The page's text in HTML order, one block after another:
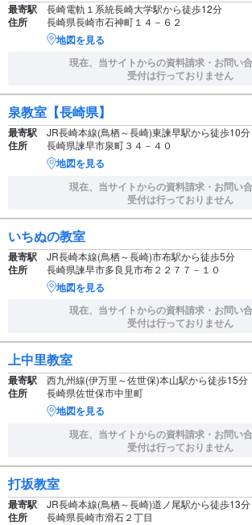
最寄駅 長崎電軌１系統長崎大学駅から徒歩12分
住所 長崎県長崎市石神町１４－６２
地図を見る
現在、当サイトからの資料請求・お問い
受付は行っておりません
泉教室【長崎県】
最寄駅 JR長崎本線(鳥栖～長崎)東諫早駅から徒歩10分
住所 長崎県諫早市泉町３４－４０
地図を見る
現在、当サイトからの資料請求・お問い
受付は行っておりません
いちぬの教室
最寄駅 JR長崎本線(鳥栖～長崎)市布駅から徒歩5分
住所 長崎県諫早市多良見市布２２７７－１０
地図を見る
現在、当サイトからの資料請求・お問い
受付は行っておりません
上中里教室
最寄駅 西九州線(伊万里～佐世保)本山駅から徒歩15分
住所 長崎県佐世保市中里町
地図を見る
現在、当サイトからの資料請求・お問い
受付は行っておりません
打坂教室
最寄駅 JR長崎本線(鳥栖～長崎)道ノ尾駅から徒歩13分
住所 長崎県長崎市滑石２丁目